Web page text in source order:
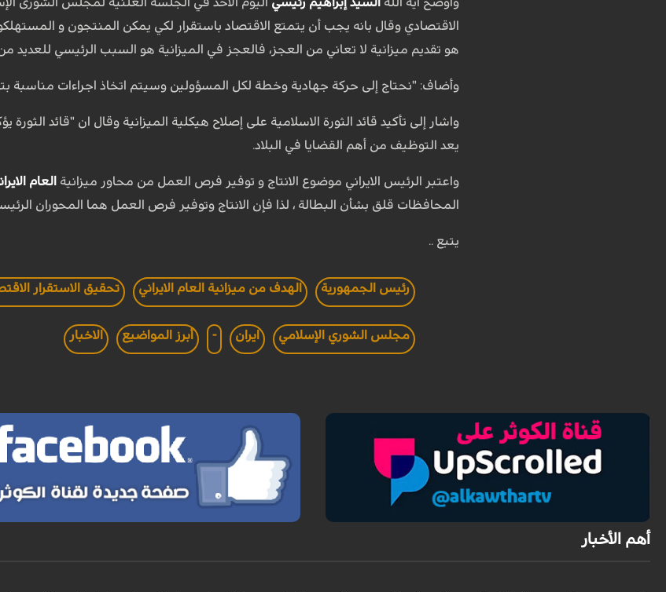
الاقتصادي وقال بانه يجب أن يتمتع الاقتصاد باستقرار لكي يمكن المنتجون و
هو تقديم ميزانية لا تعاني من العجز، فالعجز في الميزانية هو السبب الرئيسي للعديد
وأضاف: "نحتاج إلى حركة جهادية وخطة لكل المسؤولين وسيتم اتخاذ اجراءات مناسبة
واشار إلى تأكيد قائد الثورة الاسلامية على إصلاح هيكلية الميزانية وقال ان "قائد
يعد التوظيف من أهم القضايا في البلاد.
واعتبر الرئيس الايراني موضوع الانتاج و توفير فرص العمل من محاور ميزانية العام
المحافظات قلق بشأن البطالة ، لذا فإن الانتاج وتوفير فرص العمل هما المحوران
يتبع ..
رئيس الجمهورية الهدف من ميزانية العام الايراني تحقيق الاستقرار
مجلس الشوري الإسلامي ايران - أبرز المواضيع الاخبار
أهم الأخبار